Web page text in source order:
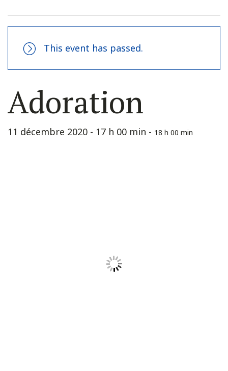
This event has passed.
Adoration
11 décembre 2020 - 17 h 00 min - 18 h 00 min